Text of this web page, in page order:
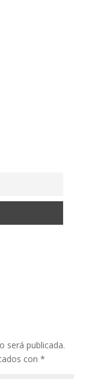
será publicada.
con *